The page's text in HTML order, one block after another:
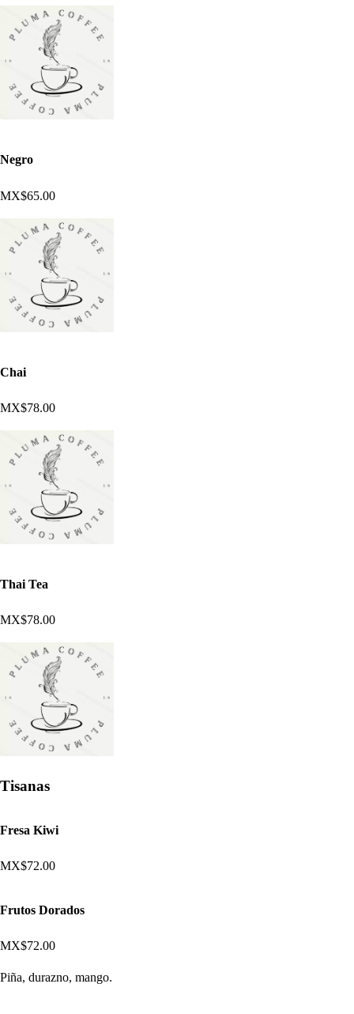
Negro
MX$65.00
Chai
MX$78.00
Thai Tea
MX$78.00
Tisanas
Fresa Kiwi
MX$72.00
Frutos Dorados
MX$72.00
Piña, durazno, mango.